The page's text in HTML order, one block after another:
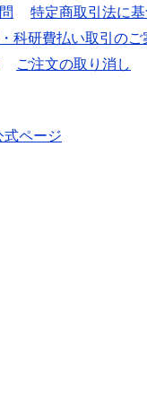
特定商取引法に
科研費払い取引のご
ご注文の取り消し
式ページ